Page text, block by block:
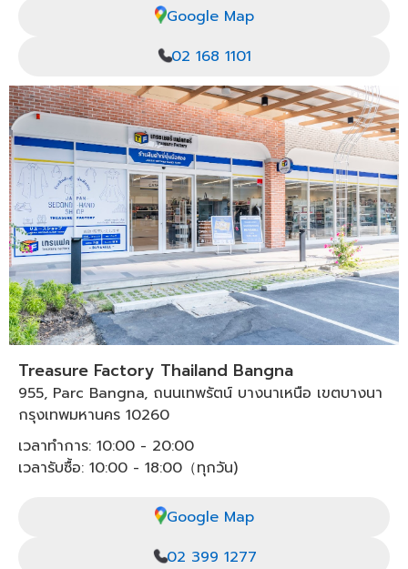
Google Map
02 168 1101
Treasure Factory Thailand Bangna
955, Parc Bangna, ถนนเทพรัตน์ บางนาเหนือ เขตบางนา
กรุงเทพมหานคร 10260
เวลาทำการ: 10:00 - 20:00
เวลารับซื้อ: 10:00 - 18:00（ทุกวัน)
Google Map
02 399 1277